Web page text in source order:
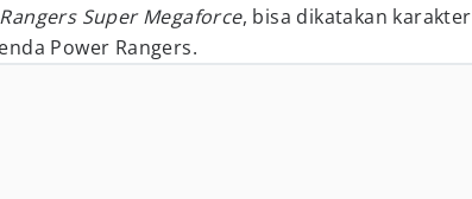
Super Megaforce, bisa dikatakan karakter
Power Rangers.